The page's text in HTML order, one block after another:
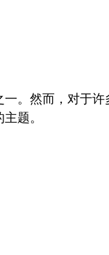
。然而，对于许
题。